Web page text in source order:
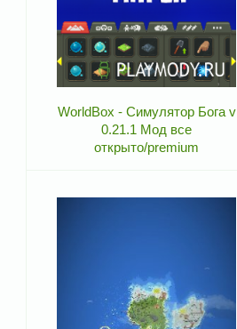
WorldBox - Симулятор Бога v
0.21.1 Мод все
открыто/premium